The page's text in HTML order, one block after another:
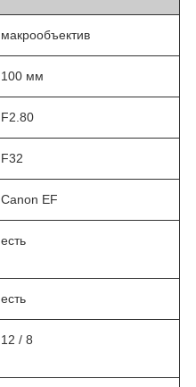
макрообъектив
100 мм
F2.80
F32
Canon EF
есть
есть
12 / 8